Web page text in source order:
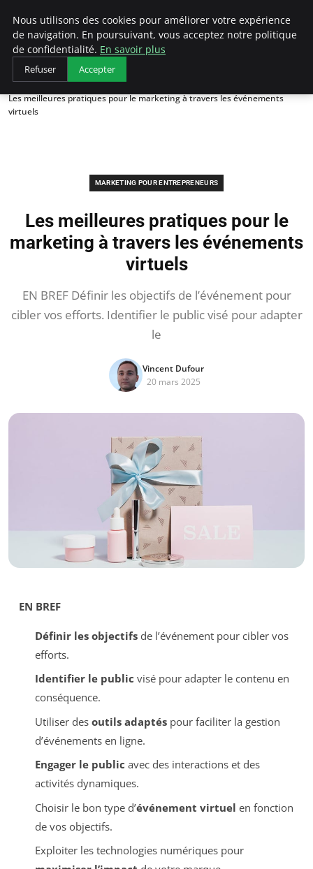
LECFCM
Accueil
Marketing pour entrepreneurs
Les meilleures pratiques pour le marketing à travers les événements
virtuels
MARKETING POUR ENTREPRENEURS
Les meilleures pratiques pour le
marketing à travers les événements
virtuels
EN BREF Définir les objectifs de l’événement pour
cibler vos efforts. Identifier le public visé pour adapter
le
Vincent Dufour
20 mars 2025
EN BREF
Définir les objectifsde l’événement pour cibler vos
efforts.
Identifier le public visé pour adapter le contenu en
conséquence.
Utiliser des outils adaptéspour faciliter la gestion
d’événements en ligne.
Engager le public avec des interactions et des
activités dynamiques.
Choisir le bon type d’événement virtuel en fonction
de vos objectifs.
Exploiter les technologies numériques pour
Nous utilisons des cookies pour améliorer votre expérience
de navigation. En poursuivant, vous acceptez notre politique
de confidentialité. En savoir plus
Refuser Accepter